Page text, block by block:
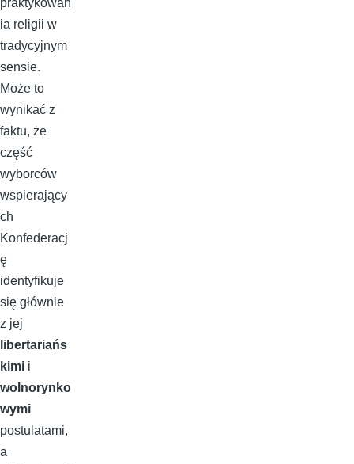
praktykowan
ia religii w
tradycyjnym
sensie.
Może to
wynikać z
faktu, że
część
wyborców
wspierający
ch
Konfederacj
ę
identyfikuje
się głównie
z jej
libertariańs
kimi i
wolnorynko
wymi
postulatami,
a